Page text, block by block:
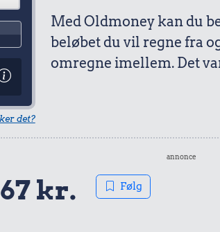
det?
Med Oldmoney kan du
beløbet du vil regne fra
omregne imellem. Det
kr.
Følg
annonce